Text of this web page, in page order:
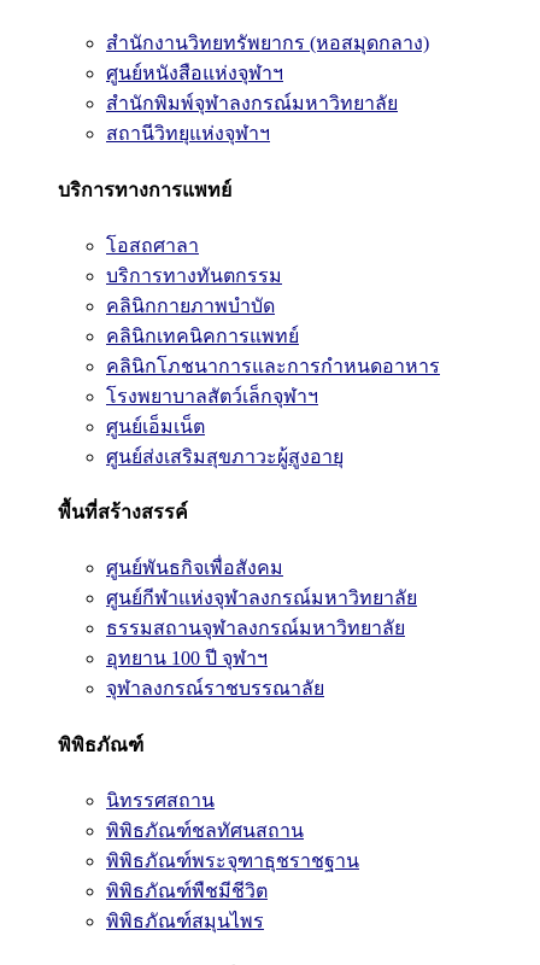
สำนักงานวิทยทรัพยากร (หอสมุดกลาง)
ศูนย์หนังสือแห่งจุฬาฯ
สำนักพิมพ์จุฬาลงกรณ์มหาวิทยาลัย
สถานีวิทยุแห่งจุฬาฯ
บริการทางการแพทย์
โอสถศาลา
บริการทางทันตกรรม
คลินิกกายภาพบำบัด
คลินิกเทคนิคการแพทย์
คลินิกโภชนาการและการกำหนดอาหาร
โรงพยาบาลสัตว์เล็กจุฬาฯ
ศูนย์เอ็มเน็ต
ศูนย์ส่งเสริมสุขภาวะผู้สูงอายุ
พื้นที่สร้างสรรค์
ศูนย์พันธกิจเพื่อสังคม
ศูนย์กีฬาแห่งจุฬาลงกรณ์มหาวิทยาลัย
ธรรมสถานจุฬาลงกรณ์มหาวิทยาลัย
อุทยาน 100 ปี จุฬาฯ
จุฬาลงกรณ์ราชบรรณาลัย
พิพิธภัณฑ์
นิทรรศสถาน
พิพิธภัณฑ์ชลทัศนสถาน
พิพิธภัณฑ์พระจุฑาธุชราชฐาน
พิพิธภัณฑ์พืชมีชีวิต
พิพิธภัณฑ์สมุนไพร